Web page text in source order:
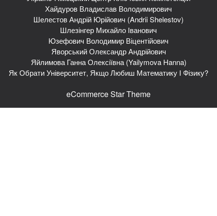
Хайдуров Владислав Володимирович
Шелестов Андрій Юрійович (Andrii Shelestov)
Шлезінгер Михайло Іванович
Юзефович Володимир Віцентійович
Яворський Олександр Андрійович
Яйлимова Ганна Олексіївна (Yailymova Hanna)
Як Обрати Університет, Якщо Любиш Математику І Фізику?
eCommerce Star Theme